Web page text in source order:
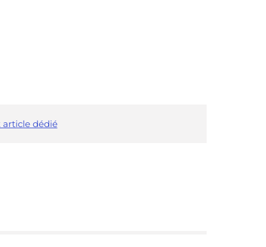
article dédié